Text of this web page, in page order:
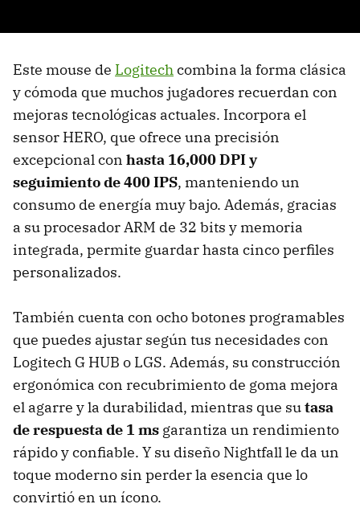
Este mouse de Logitechcombina la forma clásica
y cómoda que muchos jugadores recuerdan con
mejoras tecnológicas actuales. Incorpora el
sensor HERO, que ofrece una precisión
excepcional con hasta 16,000 DPI y
seguimiento de 400 IPS, manteniendo un
consumo de energía muy bajo. Además, gracias
a su procesador ARM de 32 bits y memoria
integrada, permite guardar hasta cinco perfiles
personalizados.
También cuenta con ocho botones programables
que puedes ajustar según tus necesidades con
Logitech G HUB o LGS. Además, su construcción
ergonómica con recubrimiento de goma mejora
el agarre y la durabilidad, mientras que sutasa
de respuesta de 1 ms garantiza un rendimiento
rápido y confiable. Y su diseño Nightfall le da un
toque moderno sin perder la esencia que lo
convirtió en un ícono.